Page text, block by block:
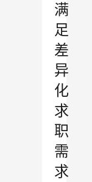
满
足
差
异
化
求
职
需
求